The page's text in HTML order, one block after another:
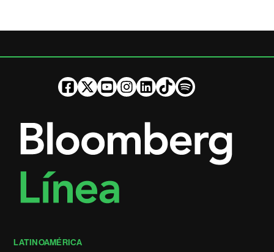
LATINOAMÉRICA